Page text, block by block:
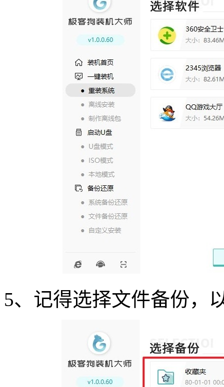
5、记得选择文件备份，